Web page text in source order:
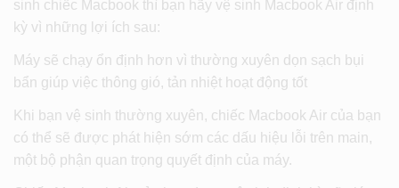
sinh chiếc Macbook thì bạn hãy vệ sinh Macbook Air định
kỳ vì những lợi ích sau:
Máy sẽ chạy ổn định hơn vì thường xuyên dọn sạch bụi
bẩn giúp việc thông gió, tản nhiệt hoạt động tốt
Khi bạn vệ sinh thường xuyên, chiếc Macbook Air của bạn
có thể sẽ được phát hiện sớm các dấu hiệu lỗi trên main,
một bộ phận quan trọng quyết định của máy.